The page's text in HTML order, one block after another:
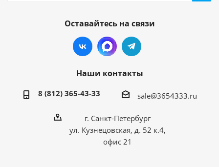
Оставайтесь на связи
Наши контакты
8 (812) 365-43-33 sale@3654333.ru
г. Санкт-Петербург
ул. Кузнецовская, д. 52 к.4,
офис 21